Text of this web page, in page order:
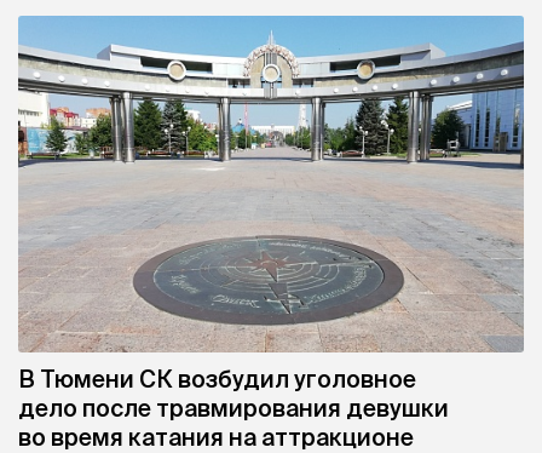
В Тюмени СК возбудил уголовное
дело после травмирования девушки
во время катания на аттракционе